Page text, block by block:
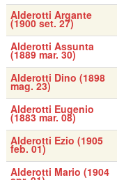
Alderotti Argante
(1900 set. 27)
Alderotti Assunta
(1889 mar. 30)
Alderotti Dino (1898
mag. 23)
Alderotti Eugenio
(1883 mar. 08)
Alderotti Ezio (1905
feb. 01)
Alderotti Mario (1904